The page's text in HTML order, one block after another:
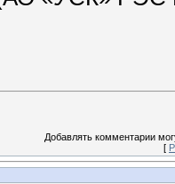
Добавлять комментарии
[